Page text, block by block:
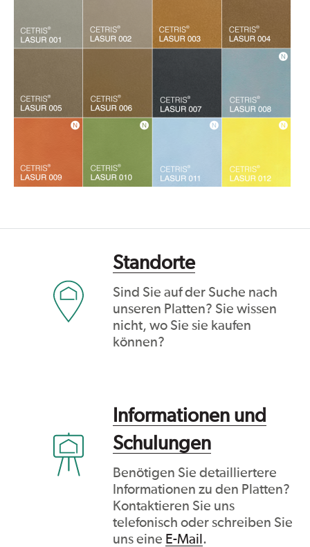
Standorte
Sind Sie auf der Suche nach
unseren Platten? Sie wissen
nicht, wo Sie sie kaufen
können?
Informationen und
Schulungen
Benötigen Sie detailliertere
Informationen zu den Platten?
Kontaktieren Sie uns
telefonisch oder schreiben Sie
uns eine E-Mail .